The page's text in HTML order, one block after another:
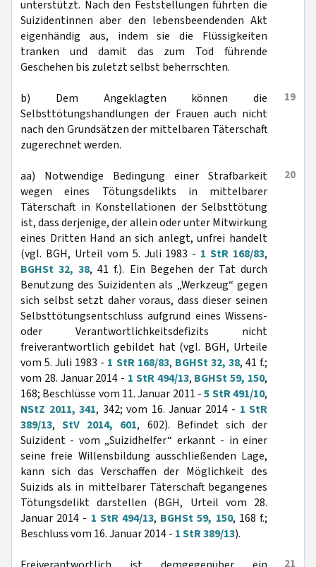
unterstützt. Nach den Feststellungen führten die
Suizidentinnen aber den lebensbeendenden Akt
eigenhändig aus, indem sie die Flüssigkeiten
tranken und damit das zum Tod führende
Geschehen bis zuletzt selbst beherrschten.
19
b) Dem Angeklagten können die
Selbsttötungshandlungen der Frauen auch nicht
nach den Grundsätzen der mittelbaren Täterschaft
zugerechnet werden.
20
aa) Notwendige Bedingung einer Strafbarkeit
wegen eines Tötungsdelikts in mittelbarer
Täterschaft in Konstellationen der Selbsttötung
ist, dass derjenige, der allein oder unter Mitwirkung
eines Dritten Hand an sich anlegt, unfrei handelt
(vgl. BGH, Urteil vom 5. Juli 1983 - 1 StR 168/83,
BGHSt 32, 38, 41 f.). Ein Begehen der Tat durch
Benutzung des Suizidenten als „Werkzeug“ gegen
sich selbst setzt daher voraus, dass dieser seinen
Selbsttötungsentschluss aufgrund eines Wissens-
oder Verantwortlichkeitsdefizits nicht
freiverantwortlich gebildet hat (vgl. BGH, Urteile
vom 5. Juli 1983 - 1 StR 168/83, BGHSt 32, 38, 41 f.;
vom 28. Januar 2014 - 1 StR 494/13, BGHSt 59, 150,
168; Beschlüsse vom 11. Januar 2011 -5 StR 491/10,
NStZ 2011, 341, 342; vom 16. Januar 2014 - 1 StR
389/13,StV 2014, 601, 602). Befindet sich der
Suizident - vom „Suizidhelfer“ erkannt - in einer
seine freie Willensbildung ausschließenden Lage,
kann sich das Verschaffen der Möglichkeit des
Suizids als in mittelbarer Täterschaft begangenes
Tötungsdelikt darstellen (BGH, Urteil vom 28.
Januar 2014 - 1 StR 494/13, BGHSt 59, 150, 168 f.;
Beschluss vom 16. Januar 2014 - 1 StR 389/13).
21